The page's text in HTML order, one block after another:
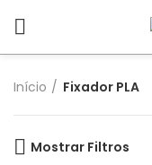
Início Fixador PLA
Mostrar Filtros